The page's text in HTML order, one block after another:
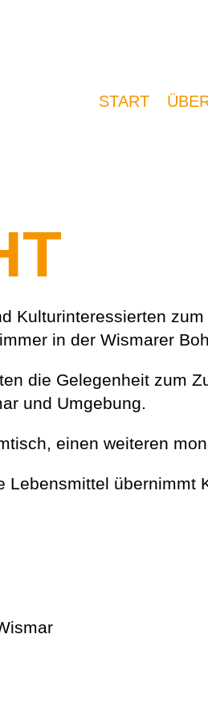
START
Kulturinteressierten
in der Wismarer
die Gelegenheit zum
und Umgebung.
einen weiteren
übernimmt